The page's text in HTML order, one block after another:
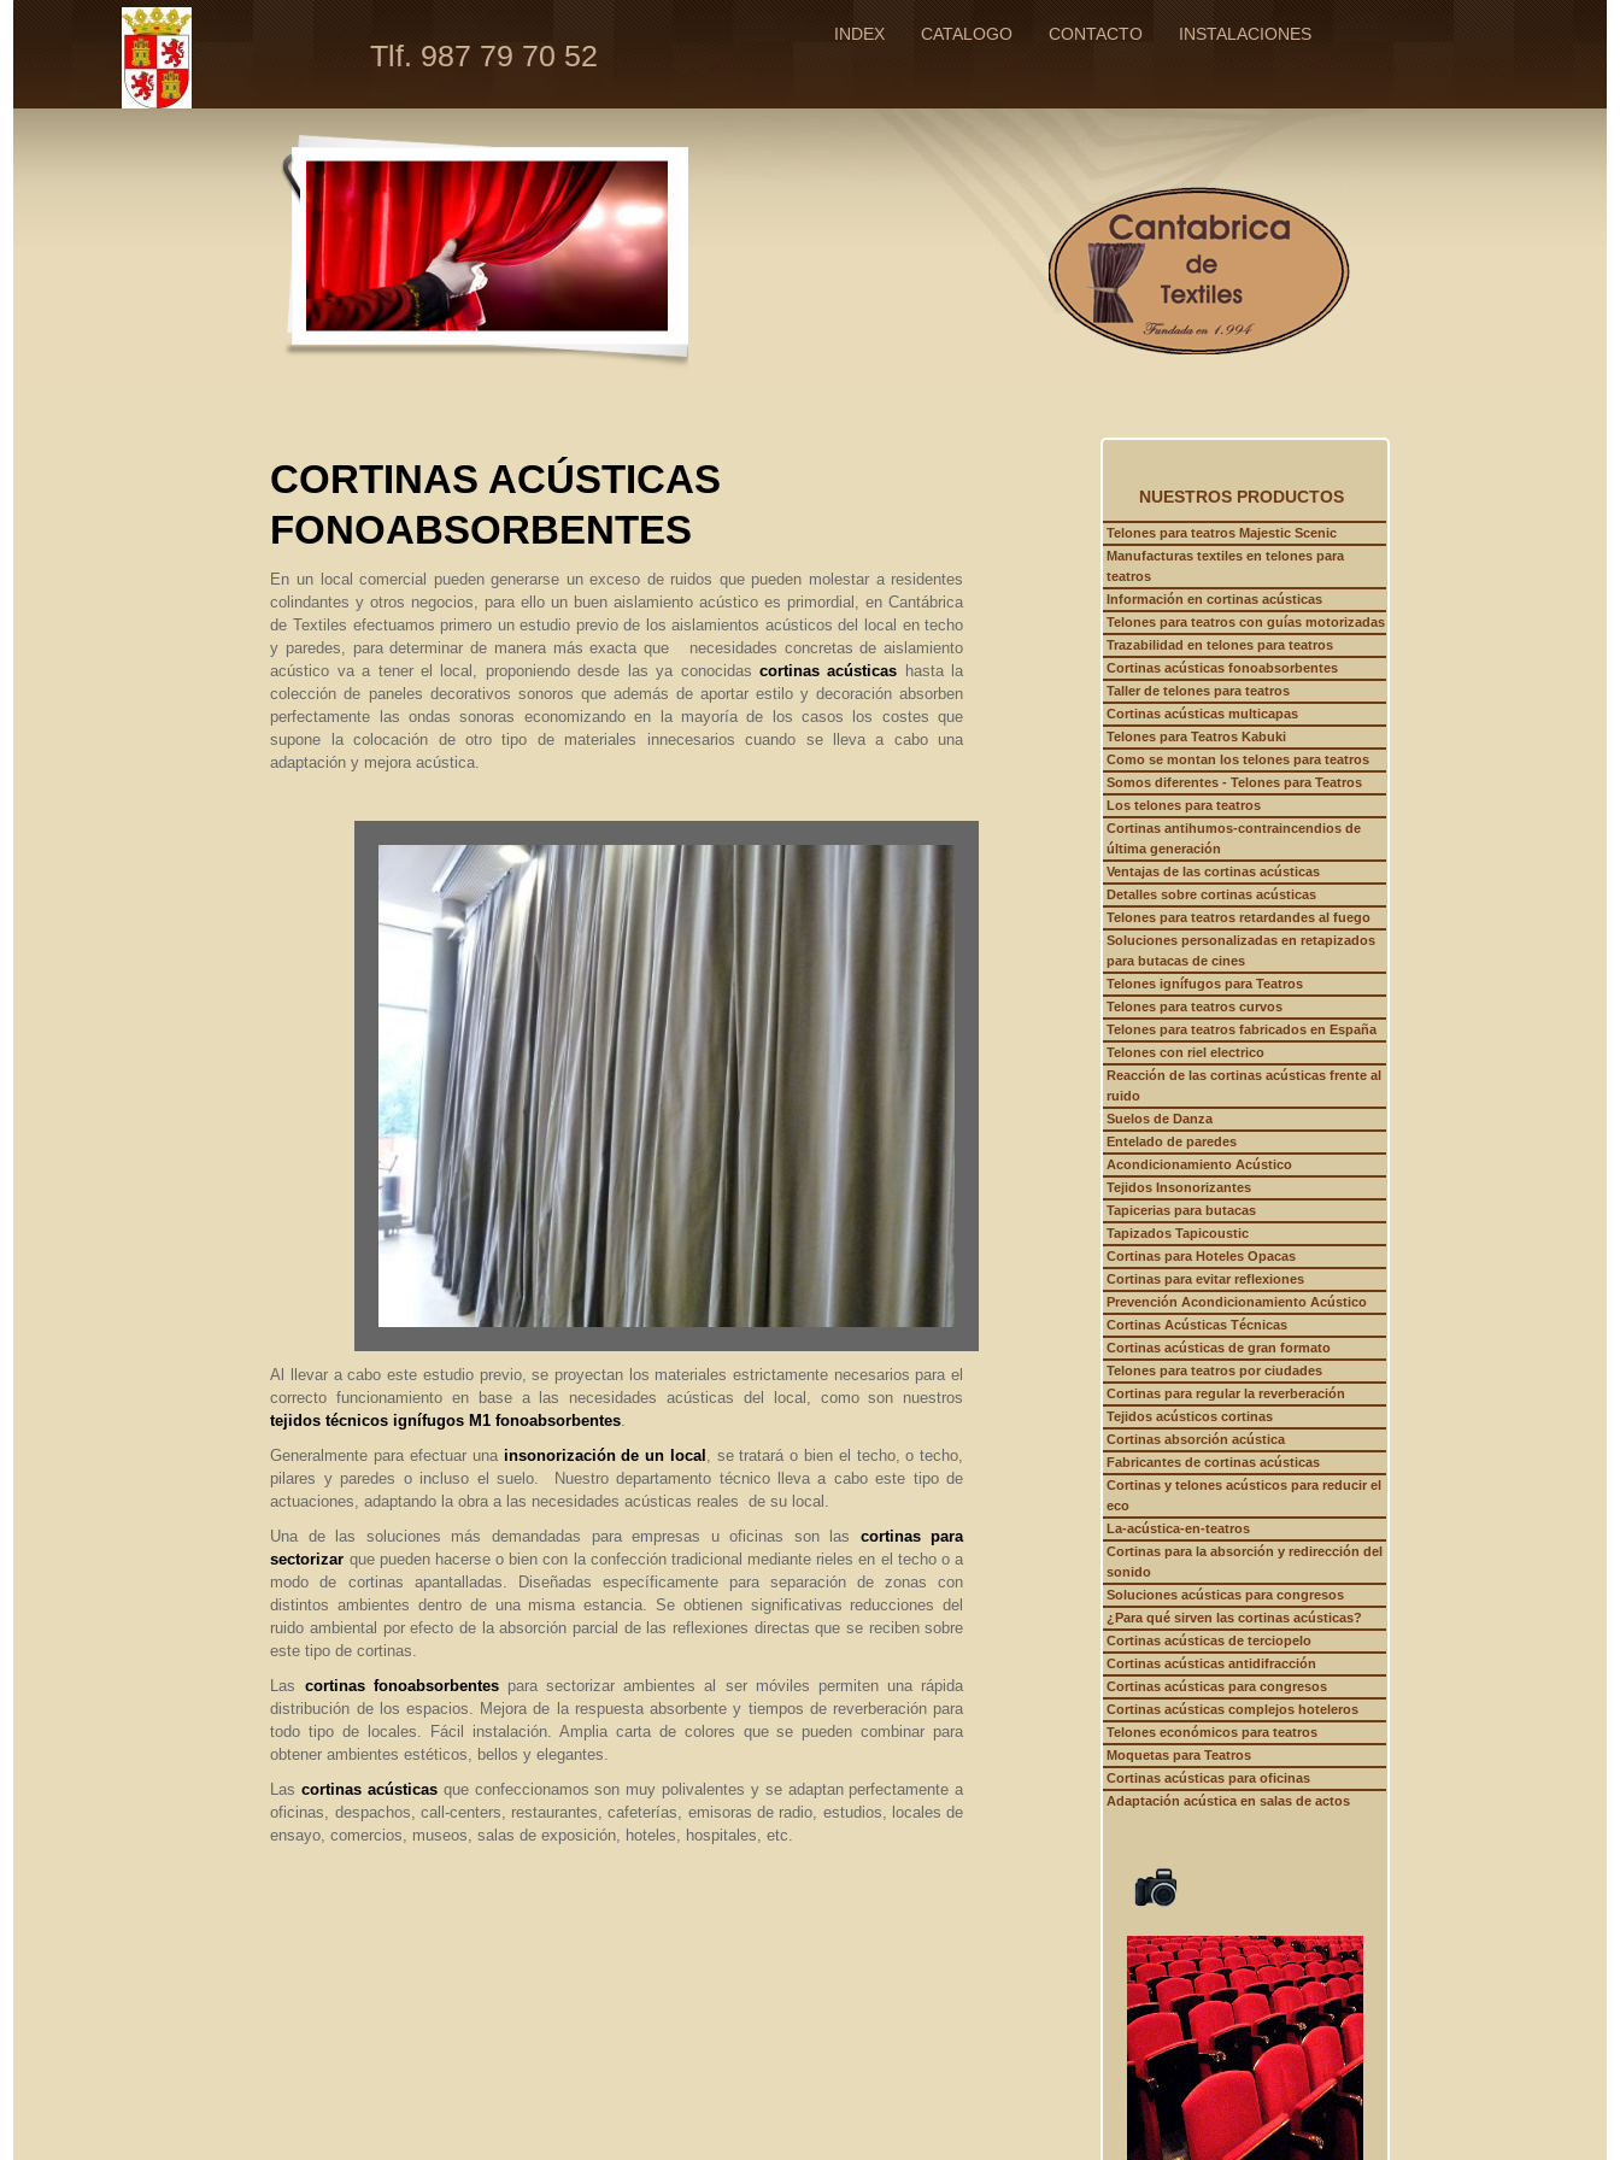
Tlf. 987 79 70 52
INDEX CATALOGO CONTACTO INSTALACIONES
CORTINAS ACÚSTICAS
FONOABSORBENTES
En un local comercial pueden generarse un exceso de ruidos que pueden molestar a residentes
colindantes y otros negocios, para ello un buen aislamiento acústico es primordial, en Cantábrica
de Textiles efectuamos primero un estudio previo de los aislamientos acústicos del local en techo
y paredes, para determinar de manera más exacta que necesidades concretas de aislamiento
acústico va a tener el local, proponiendo desde las ya conocidas cortinas acústicas hasta la
colección de paneles decorativos sonoros que además de aportar estilo y decoración absorben
perfectamente las ondas sonoras economizando en la mayoría de los casos los costes que
supone la colocación de otro tipo de materiales innecesarios cuando se lleva a cabo una
adaptación y mejora acústica.
Al llevar a cabo este estudio previo, se proyectan los materiales estrictamente necesarios para el
correcto funcionamiento en base a las necesidades acústicas del local, como son nuestros
tejidos técnicos ignífugos M1 fonoabsorbentes
Generalmente para efectuar una insonorización de un local , se tratará o bien el techo, o techo,
pilares y paredes o incluso el suelo. Nuestro departamento técnico lleva a cabo este tipo de
actuaciones, adaptando la obra a las necesidades acústicas reales de su local.
Una de las soluciones más demandadas para empresas u oficinas son las cortinas para
sectorizar que pueden hacerse o bien con la confección tradicional mediante rieles en el techo o a
modo de cortinas apantalladas. Diseñadas específicamente para separación de zonas con
distintos ambientes dentro de una misma estancia. Se obtienen significativas reducciones del
ruido ambiental por efecto de la absorción parcial de las reflexiones directas que se reciben sobre
este tipo de cortinas.
Las cortinas fonoabsorbentespara sectorizar ambientes al ser móviles permiten una rápida
distribución de los espacios. Mejora de la respuesta absorbente y tiempos de reverberación para
todo tipo de locales. Fácil instalación. Amplia carta de colores que se pueden combinar para
obtener ambientes estéticos, bellos y elegantes.
Lascortinas acústicas que confeccionamos son muy polivalentes y se adaptan perfectamente a
oficinas, despachos, call-centers, restaurantes, cafeterías, emisoras de radio, estudios, locales de
ensayo, comercios, museos, salas de exposición, hoteles, hospitales, etc.
NUESTROS PRODUCTOS
Telones para teatros Majestic Scenic
Manufacturas textiles en telones para
teatros
Información en cortinas acústicas
Telones para teatros con guías motorizadas
Trazabilidad en telones para teatros
Cortinas acústicas fonoabsorbentes
Taller de telones para teatros
Cortinas acústicas multicapas
Telones para Teatros Kabuki
Como se montan los telones para teatros
Somos diferentes - Telones para Teatros
Los telones para teatros
Cortinas antihumos-contraincendios de
última generación
Ventajas de las cortinas acústicas
Detalles sobre cortinas acústicas
Telones para teatros retardandes al fuego
Soluciones personalizadas en retapizados
para butacas de cines
Telones ignífugos para Teatros
Telones para teatros curvos
Telones para teatros fabricados en España
Telones con riel electrico
Reacción de las cortinas acústicas frente al
ruido
Suelos de Danza
Entelado de paredes
Acondicionamiento Acústico
Tejidos Insonorizantes
Tapicerias para butacas
Tapizados Tapicoustic
Cortinas para Hoteles Opacas
Cortinas para evitar reflexiones
Prevención Acondicionamiento Acústico
Cortinas Acústicas Técnicas
Cortinas acústicas de gran formato
Telones para teatros por ciudades
Cortinas para regular la reverberación
Tejidos acústicos cortinas
Cortinas absorción acústica
Fabricantes de cortinas acústicas
Cortinas y telones acústicos para reducir el
eco
La-acústica-en-teatros
Cortinas para la absorción y redirección del
sonido
Soluciones acústicas para congresos
¿Para qué sirven las cortinas acústicas?
Cortinas acústicas de terciopelo
Cortinas acústicas antidifracción
Cortinas acústicas para congresos
Cortinas acústicas complejos hoteleros
Telones económicos para teatros
Moquetas para Teatros
Cortinas acústicas para oficinas
Adaptación acústica en salas de actos